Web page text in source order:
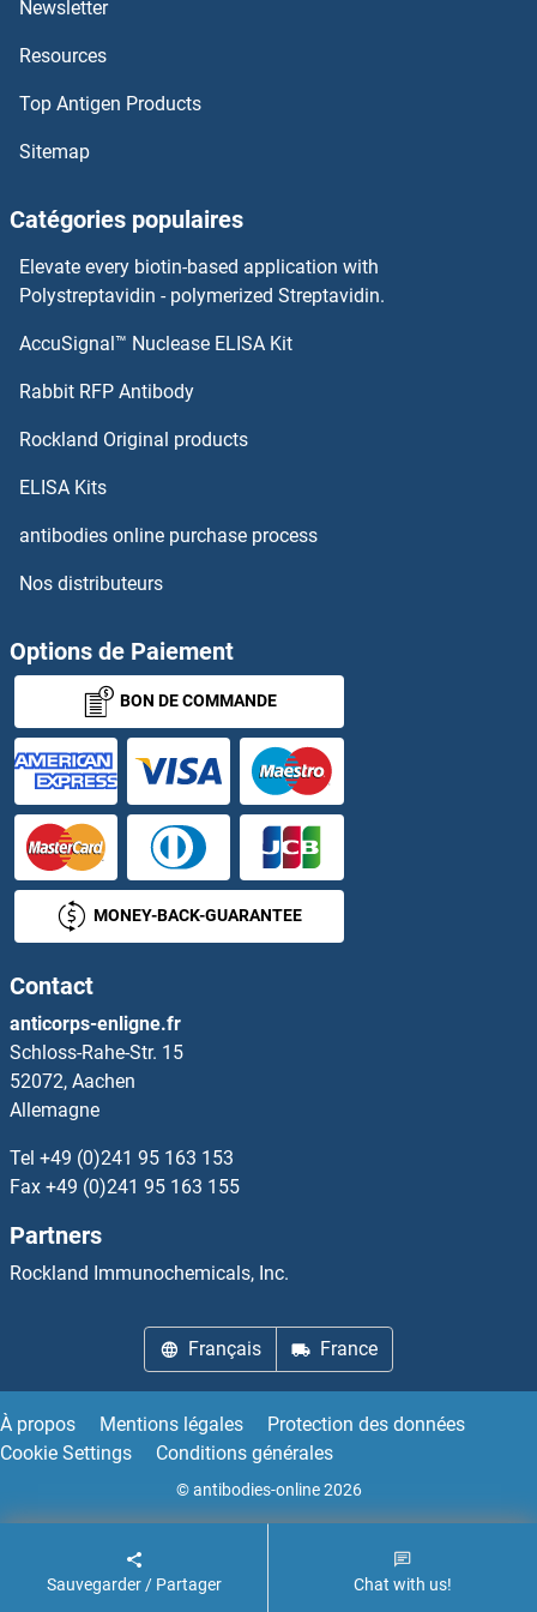
FTH1 Kits ELISA
FTCD Kits ELISA
FSTL1 Kits ELISA
FSHR Kits ELISA
FSHB Kits ELISA
FUT9 Kits ELISA
FVT1 Kits ELISA
FXYD2 Kits ELISA
FYB Kits ELISA
FYCO1 Kits ELISA
FYN Kits ELISA
FZD1 Kits ELISA
FZD3 Kits ELISA
FZD4 Kits ELISA
FZD6 Kits ELISA
G Kinase Anchoring Protein 1 Kits ELISA
G Protein-Coupled Receptor 115 Kits ELISA
G Protein-Coupled Receptor 12 Kits ELISA
G3BP1 Kits ELISA
GA Repeat Binding Protein, beta 1 Kits ELISA
GAA Kits ELISA
Newsletter
Resources
Top Antigen Products
Sitemap
Catégories populaires
Elevate every biotin-based application with
Polystreptavidin - polymerized Streptavidin.
AccuSignal™ Nuclease ELISA Kit
Rabbit RFP Antibody
Rockland Original products
ELISA Kits
antibodies online purchase process
Nos distributeurs
Options de Paiement
BON DE COMMANDE
MONEY-BACK-GUARANTEE
Contact
anticorps-enligne.fr
Schloss-Rahe-Str. 15
52072, Aachen
Allemagne
Tel +49 (0)241 95 163 153
Fax +49 (0)241 95 163 155
Partners
Rockland Immunochemicals, Inc.
Français France
À propos Mentions légales
Protection des données
Cookie Settings
Conditions générales
© antibodies-online 2026
Sauvegarder / Partager Chat with us!